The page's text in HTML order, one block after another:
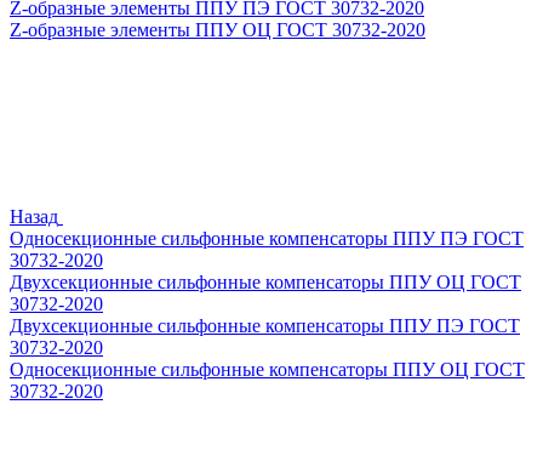
Z-образные элементы ППУ ПЭ ГОСТ 30732-2020
Z-образные элементы ППУ ОЦ ГОСТ 30732-2020
Назад
Односекционные сильфонные компенсаторы ППУ ПЭ ГОСТ
30732-2020
Двухсекционные сильфонные компенсаторы ППУ ОЦ ГОСТ
30732-2020
Двухсекционные сильфонные компенсаторы ППУ ПЭ ГОСТ
30732-2020
Односекционные сильфонные компенсаторы ППУ ОЦ ГОСТ
30732-2020